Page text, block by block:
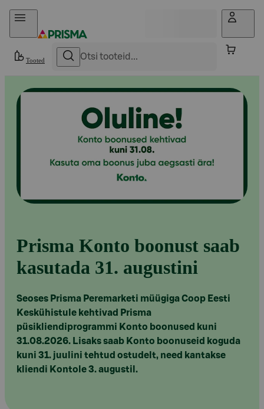
Otse sisu juurde
Tooted
Prisma Konto boonust saab
kasutada 31. augustini
Seoses Prisma Peremarketi müügiga Coop Eesti
Keskühistule kehtivad Prisma
püsikliendiprogrammi Konto boonused kuni
31.08.2026. Lisaks saab Konto boonuseid koguda
kuni 31. juulini tehtud ostudelt, need kantakse
kliendi Kontole 3. augustil.